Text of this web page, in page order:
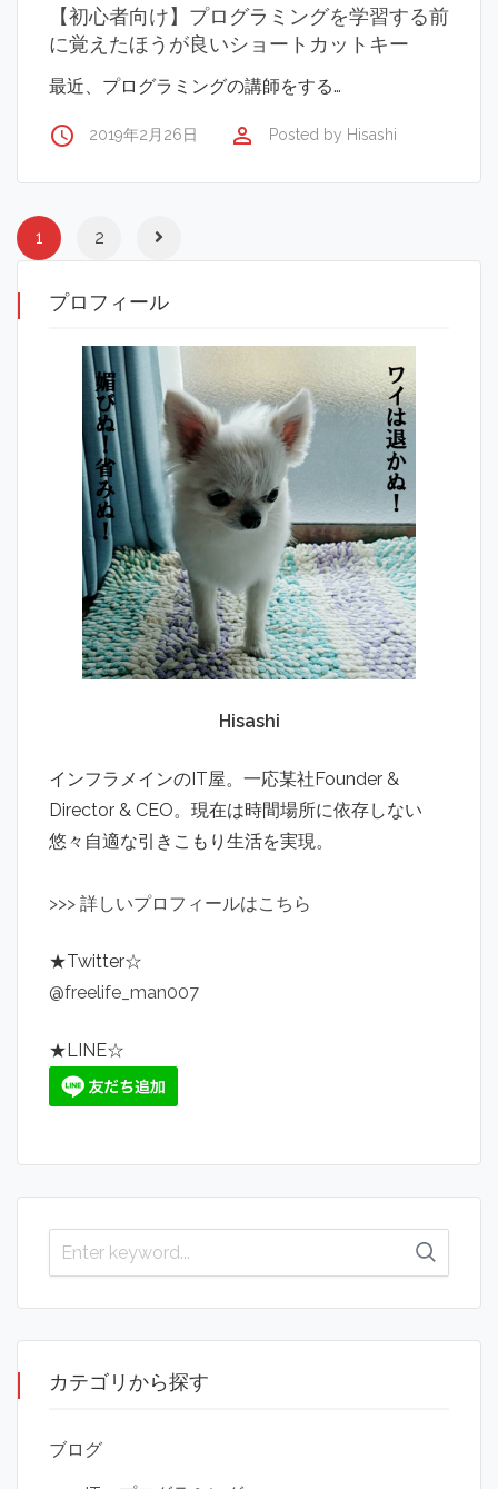
【初心者向け】プログラミングを学習する前
に覚えたほうが良いショートカットキー
最近、プログラミングの講師をする…
access_time 2019年2月26日 perm_identity Posted by Hisashi
1 2
プロフィール
Hisashi
インフラメインのIT屋。一応某社Founder &
Director & CEO。現在は時間場所に依存しない
悠々自適な引きこもり生活を実現。
>>> 詳しいプロフィールはこちら
★Twitter☆
@freelife_man007
★LINE☆
カテゴリから探す
ブログ